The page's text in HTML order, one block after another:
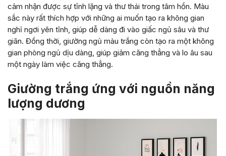
cảm nhận được sự tĩnh lặng và thư thái trong tâm hồn. Màu
sắc này rất thích hợp với những ai muốn tạo ra không gian
nghỉ ngơi yên tĩnh, giúp dễ dàng đi vào giấc ngủ sâu và thư
giãn. Đồng thời, giường ngủ màu trắng còn tạo ra một không
gian phòng ngủ dịu dàng, giúp giảm căng thẳng và lo âu sau
một ngày làm việc căng thẳng.
Giường trắng ứng với nguồn năng
lượng dương